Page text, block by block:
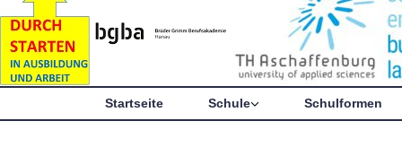
Startseite Schule Schulformen